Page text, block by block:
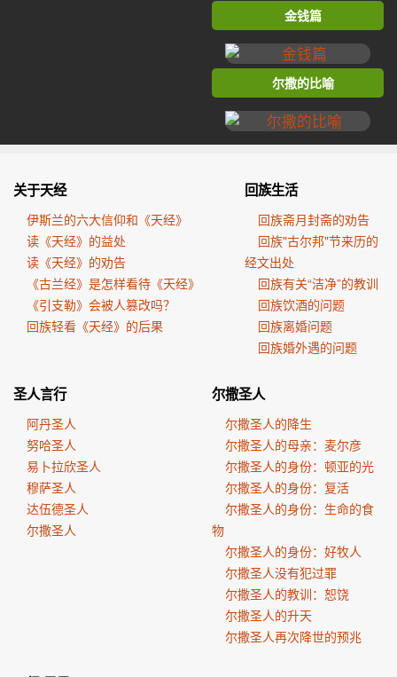
金钱篇
尔撒的比喻
关于天经
伊斯兰的六大信仰和《天经》
读《天经》的益处
读《天经》的劝告
《古兰经》是怎样看待《天经》
《引支勒》会被人篡改吗？
回族轻看《天经》的后果
回族生活
回族斋月封斋的劝告
回族"古尔邦"节来历的
经文出处
回族有关“洁净”的教训
回族饮酒的问题
回族离婚问题
回族婚外遇的问题
圣人言行
阿丹圣人
努哈圣人
易卜拉欣圣人
穆萨圣人
达伍德圣人
尔撒圣人
尔撒圣人
尔撒圣人的降生
尔撒圣人的母亲：麦尔彦
尔撒圣人的身份：顿亚的光
尔撒圣人的身份：复活
尔撒圣人的身份：生命的食
物
尔撒圣人的身份：好牧人
尔撒圣人没有犯过罪
尔撒圣人的教训：恕饶
尔撒圣人的升天
尔撒圣人再次降世的预兆